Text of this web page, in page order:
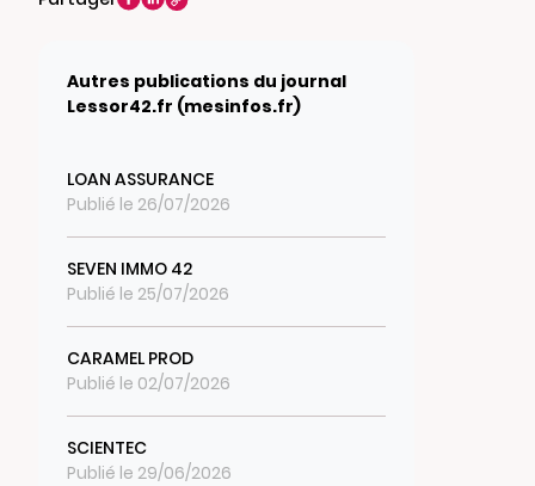
Autres publications du journal
Lessor42.fr (mesinfos.fr)
LOAN ASSURANCE
Publié le 26/07/2026
SEVEN IMMO 42
Publié le 25/07/2026
CARAMEL PROD
Publié le 02/07/2026
SCIENTEC
Publié le 29/06/2026